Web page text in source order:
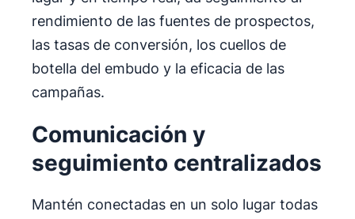
rendimiento de las fuentes de prospectos,
las tasas de conversión, los cuellos de
botella del embudo y la eficacia de las
campañas.
Comunicación y
seguimiento centralizados
Mantén conectadas en un solo lugar todas